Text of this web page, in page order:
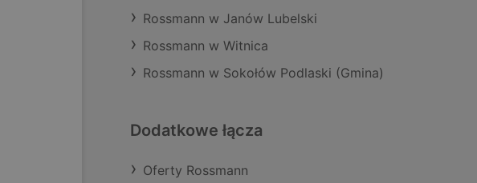
Rossmann w Janów Lubelski
Rossmann w Witnica
Rossmann w Sokołów Podlaski (Gmina)
Dodatkowe łącza
Oferty Rossmann